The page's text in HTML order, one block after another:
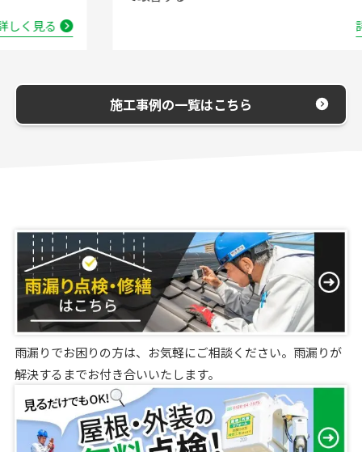
施工事例の一覧はこちら
雨漏りでお困りの方は、お気軽にご相談ください。雨漏りが
解決するまでお付き合いいたします。